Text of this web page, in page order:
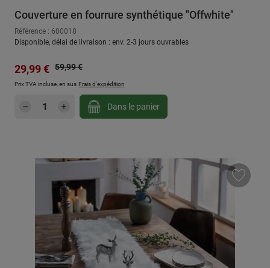
Couverture en fourrure synthétique "Offwhite"
Référence : 600018
Disponible, délai de livraison : env. 2-3 jours ouvrables
Prix de vente :
29,99 € Prix régulier :
59,99 €
Prix TVA incluse, en sus Frais d'expédition
Quantité de produit : Entrez la quantité
Dans le panier